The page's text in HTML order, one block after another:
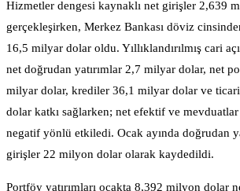
Hizmetler dengesi kaynaklı net girişler 2,639
gerçekleşirken, Merkez Bankası döviz
16,5 milyar dolar oldu. Yıllıklandırılmış cari
net doğrudan yatırımlar 2,7 milyar dolar, net
milyar dolar, krediler 36,1 milyar dolar ve
dolar katkı sağlarken; net efektif ve
negatif yönlü etkiledi. Ocak ayında doğrudan
girişler 22 milyon dolar olarak kaydedildi.
Portföy yatırımları ocakta 8,392 milyon dolar